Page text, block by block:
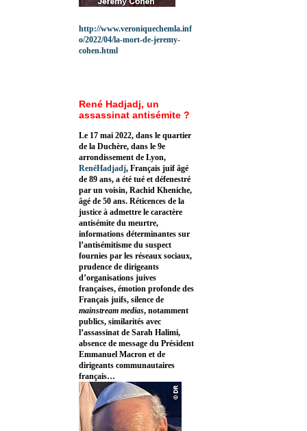
http://www.veroniquechemla.inf
o/2022/04/la-mort-de-jeremy-
cohen.html
René Hadjadj, un
assassinat antisémite ?
Le 17 mai 2022, dans le quartier
de la Duchère, dans le 9e
arrondissement de Lyon,
RenéHadjadj, Français juif âgé
de 89 ans, a été tué et défenestré
par un voisin, Rachid Kheniche,
âgé de 50 ans. Réticences de la
justice à admettre le caractère
antisémite du meurtre,
informations déterminantes sur
l’antisémitisme du suspect
fournies par les réseaux sociaux,
prudence de dirigeants
d’organisations juives
françaises, émotion profonde des
Français juifs, silence de
mainstream medias, notamment
publics, similarités avec
l’assassinat de Sarah Halimi,
absence de message du Président
Emmanuel Macron et de
dirigeants communautaires
français…